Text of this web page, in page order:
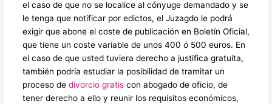
el caso de que no se localice al cónyuge demandado y se
le tenga que notificar por edictos, el Juzagdo le podrá
exigir que abone el coste de publicación en Boletín Oficial,
que tiene un coste variable de unos 400 ó 500 euros. En
el caso de que usted tuviera derecho a justifica gratuita,
también podría estudiar la posibilidad de tramitar un
proceso de divorcio gratiscon abogado de oficio, de
tener derecho a ello y reunir los requisitos económicos,